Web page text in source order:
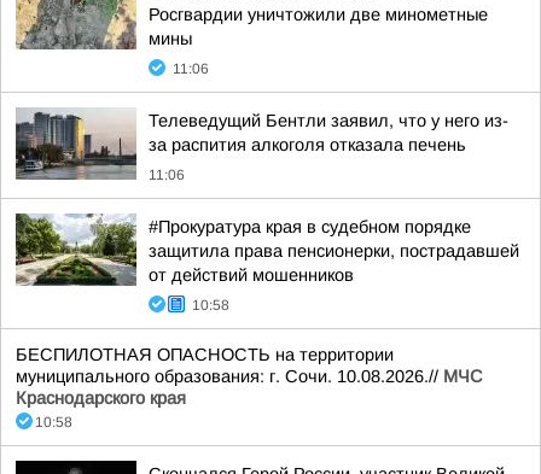
Росгвардии уничтожили две минометные
мины
11:06
Телеведущий Бентли заявил, что у него из-
за распития алкоголя отказала печень
11:06
#Прокуратура края в судебном порядке
защитила права пенсионерки, пострадавшей
от действий мошенников
10:58
БЕСПИЛОТНАЯ ОПАСНОСТЬ на территории
муниципального образования: г. Сочи. 10.08.2026.// МЧС
Краснодарского края
10:58